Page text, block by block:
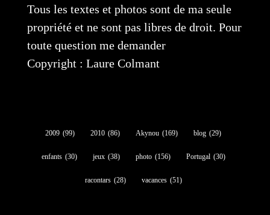
Tous les textes et photos sont de ma seule
propriété et ne sont pas libres de droit. Pour
toute question me demander
Copyright : Laure Colmant
2009 (99) 2010 (86) Akynou (169) blog (29)
enfants (30) jeux (38) photo (156) Portugal (30)
racontars (28) vacances (51)